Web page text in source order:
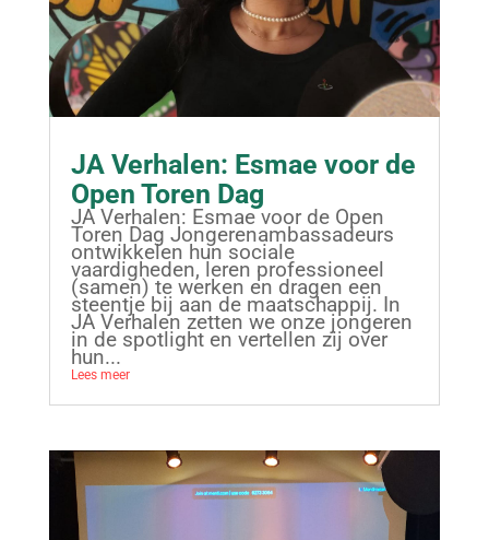
JA Verhalen: Esmae voor de
Open Toren Dag
JA Verhalen: Esmae voor de Open
Toren Dag Jongerenambassadeurs
ontwikkelen hun sociale
vaardigheden, leren professioneel
(samen) te werken en dragen een
steentje bij aan de maatschappij. In
JA Verhalen zetten we onze jongeren
in de spotlight en vertellen zij over
hun...
Lees meer